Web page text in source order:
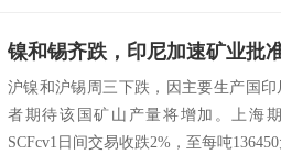
镍和锡齐跌，印尼加速矿业批
沪镍和沪锡周三下跌，因主要生产国
者期待该国矿山产量将增加。上海
SCFcv1日间交易收跌2%，至每吨